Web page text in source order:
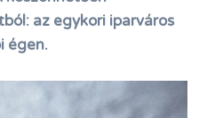
az egykori iparváros
égen.